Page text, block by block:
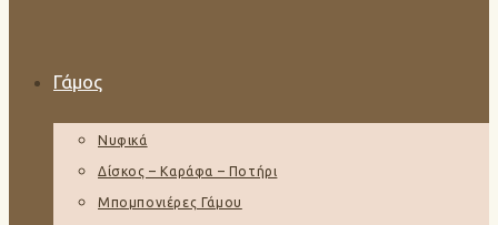
Γάμος
Νυφικά
Δίσκος – Καράφα – Ποτήρι
Μπομπονιέρες Γάμου